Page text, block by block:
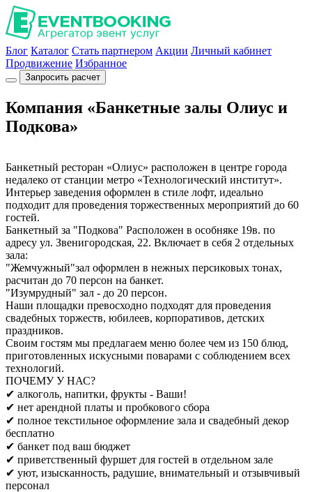
Блог Каталог Стать партнером Акции Личный кабинет
Продвижение Избранное
Запросить расчет
Компания «Банкетные залы Олиус и
Подкова»
Банкетный ресторан «Олиус» расположен в центре города
недалеко от станции метро «Технологический институт».
Интерьер заведения оформлен в стиле лофт, идеально
подходит для проведения торжественных мероприятий до 60
гостей.
Банкетный за "Подкова" Расположен в особняке 19в. по
адресу ул. Звенигородская, 22. Включает в себя 2 отдельных
зала:
"Жемчужный"зал оформлен в нежных персиковых тонах,
расчитан до 70 персон на банкет.
"Изумрудный" зал - до 20 персон.
Наши площадки превосходно подходят для проведения
свадебных торжеств, юбилеев, корпоративов, детских
праздников.
Своим гостям мы предлагаем меню более чем из 150 блюд,
приготовленных искусными поварами с соблюдением всех
технологий.
ПОЧЕМУ У НАС?
✔ алкоголь, напитки, фрукты - Ваши!
✔ нет арендной платы и пробкового сбора
✔ полное текстильное оформление зала и свадебный декор
бесплатно
✔ банкет под ваш бюджет
✔ приветственный фуршет для гостей в отдельном зале
✔ уют, изысканность, радушие, внимательный и отзывчивый
персонал